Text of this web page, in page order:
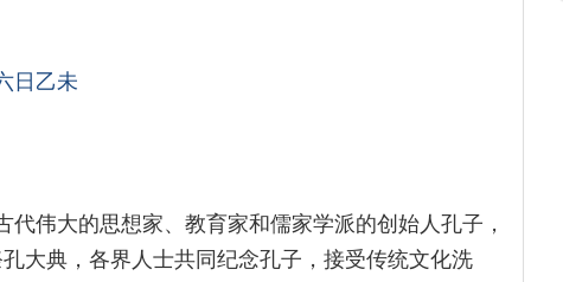
日乙未
伟大的思想家、教育家和儒家学派的创始人孔子，
大典，各界人士共同纪念孔子，接受传统文化洗